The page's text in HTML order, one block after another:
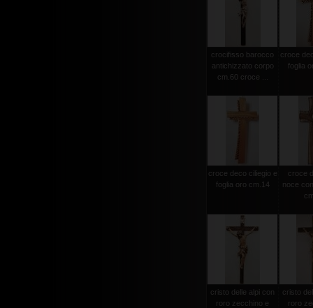
crocifisso barocco
antichizzato corpo
cm.60 croce ...
croce
foglia
croce deco ciliegio e
foglia oro cm.14
croce
noce
cristo delle alpi con
roro zecchino e
cristo
roro